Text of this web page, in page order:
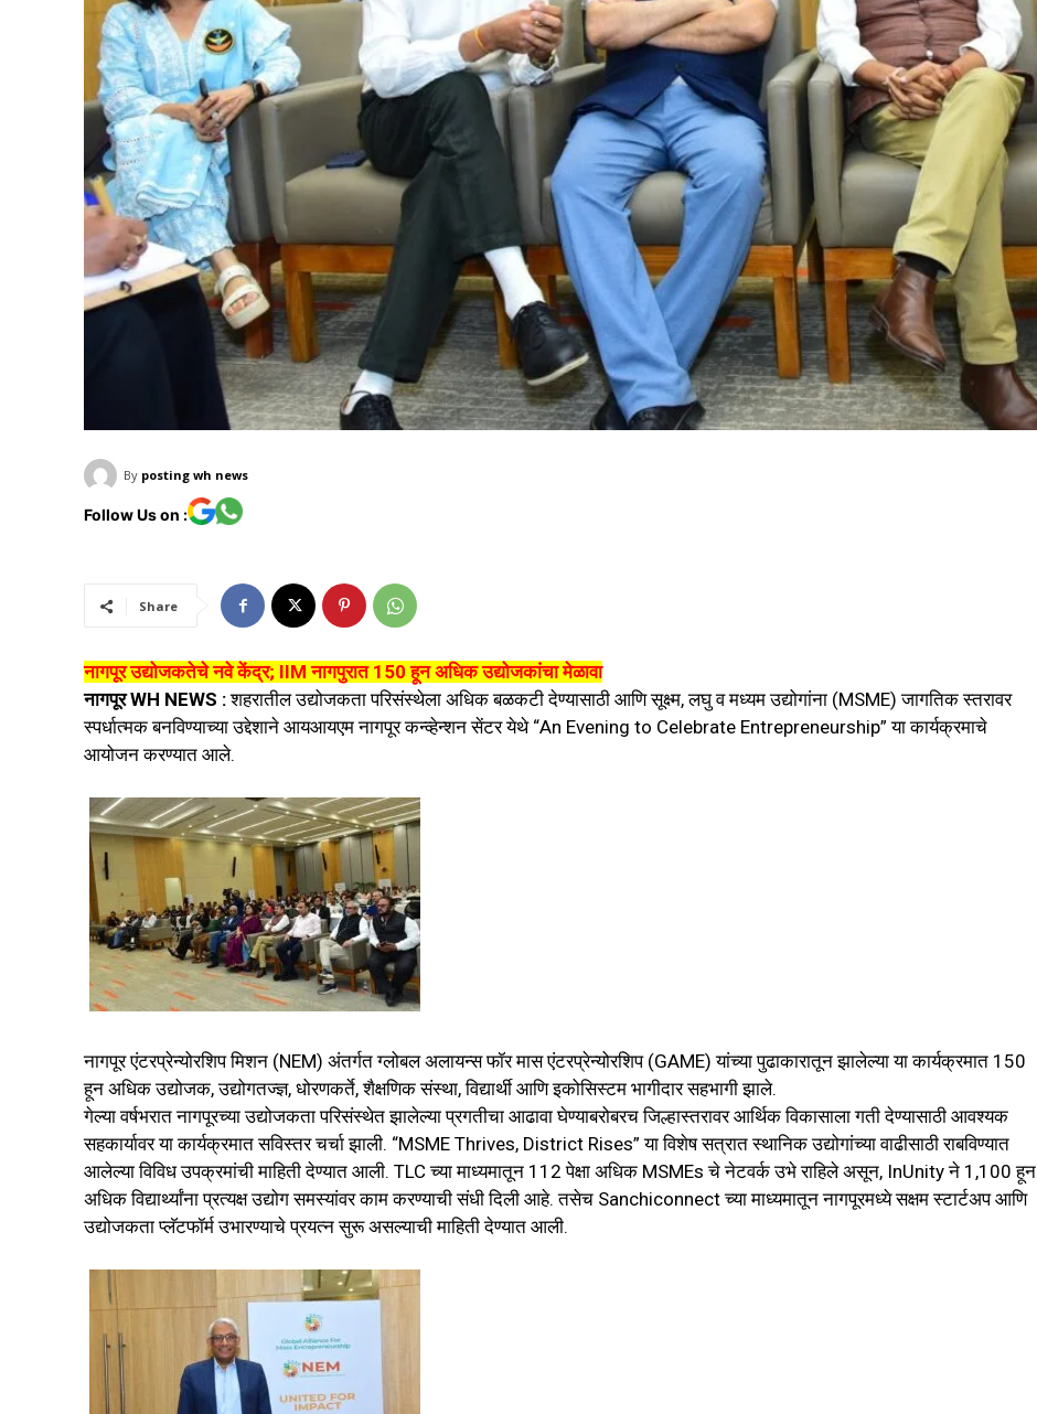
By posting wh news
Follow Us on :
Share
नागपूर उद्योजकतेचे नवे केंद्र; IIM नागपुरात 150 हून अधिक उद्योजकांचा मेळावा
नागपूर WH NEWS :शहरातील उद्योजकता परिसंस्थेला अधिक बळकटी देण्यासाठी आणि सूक्ष्म, लघु व मध्यम उद्योगांना (MSME) जागतिक स्तरावर
स्पर्धात्मक बनविण्याच्या उद्देशाने आयआयएम नागपूर कन्व्हेन्शन सेंटर येथे “An Evening to Celebrate Entrepreneurship” या कार्यक्रमाचे
आयोजन करण्यात आले.
नागपूर एंटरप्रेन्योरशिप मिशन (NEM) अंतर्गत ग्लोबल अलायन्स फॉर मास एंटरप्रेन्योरशिप (GAME) यांच्या पुढाकारातून झालेल्या या कार्यक्रमात 150
हून अधिक उद्योजक, उद्योगतज्ज्ञ, धोरणकर्ते, शैक्षणिक संस्था, विद्यार्थी आणि इकोसिस्टम भागीदार सहभागी झाले.
गेल्या वर्षभरात नागपूरच्या उद्योजकता परिसंस्थेत झालेल्या प्रगतीचा आढावा घेण्याबरोबरच जिल्हास्तरावर आर्थिक विकासाला गती देण्यासाठी आवश्यक
सहकार्यावर या कार्यक्रमात सविस्तर चर्चा झाली. “MSME Thrives, District Rises” या विशेष सत्रात स्थानिक उद्योगांच्या वाढीसाठी राबविण्यात
आलेल्या विविध उपक्रमांची माहिती देण्यात आली. TLC च्या माध्यमातून 112 पेक्षा अधिक MSMEs चे नेटवर्क उभे राहिले असून, InUnity ने 1,100 हून
अधिक विद्यार्थ्यांना प्रत्यक्ष उद्योग समस्यांवर काम करण्याची संधी दिली आहे. तसेच Sanchiconnect च्या माध्यमातून नागपूरमध्ये सक्षम स्टार्टअप आणि
उद्योजकता प्लॅटफॉर्म उभारण्याचे प्रयत्न सुरू असल्याची माहिती देण्यात आली.